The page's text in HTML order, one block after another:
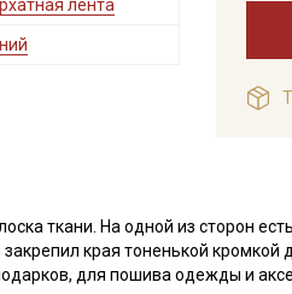
лента
ткани. На одной из сторон
края тоненькой кромкой
для пошива одежды и